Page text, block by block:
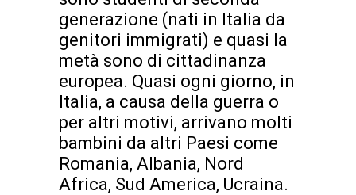
generazione (nati in Italia da
genitori immigrati) e quasi la
metà sono di cittadinanza
europea. Quasi ogni giorno, in
Italia, a causa della guerra o
per altri motivi, arrivano molti
bambini da altri Paesi come
Romania, Albania, Nord
Africa, Sud America, Ucraina.